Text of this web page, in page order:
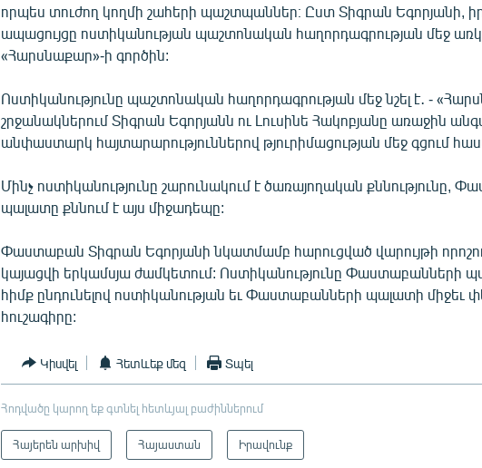
որպես տուժող կողմի շահերի պաշտպաններ։ Ըստ Տիգրան Եգորյանի,
ապացույցը ոստիկանության պաշտոնական հաղորդագրության մեջ
«Հարսնաքար»-ի գործին:
Ոստիկանությունը պաշտոնական հաղորդագրության մեջ նշել է․ -
շրջանակներում Տիգրան Եգորյանն ու Լուսինե Հակոբյանը առաջին
անփաստարկ հայտարարություններով թյուրիմացության մեջ գցում
Մինչ ոստիկանությունը շարունակում է ծառայողական քննությունը,
պալատը քննում է այս միջադեպը:
Փաստաբան Տիգրան Եգորյանի նկատմամբ հարուցված վարույթի
կայացվի երկամսյա ժամկետում: Ոստիկանությունը Փաստաբանների
հիմք ընդունելով ոստիկանության եւ Փաստաբանների պալատի միջեւ
հուշագիրը:
Կիսվել Հետևեք մեզ Տպել
Հոդվածը կարող եք գտնել հետևյալ բաժիններում
Հայերեն արխիվ Հայաստան Իրավունք